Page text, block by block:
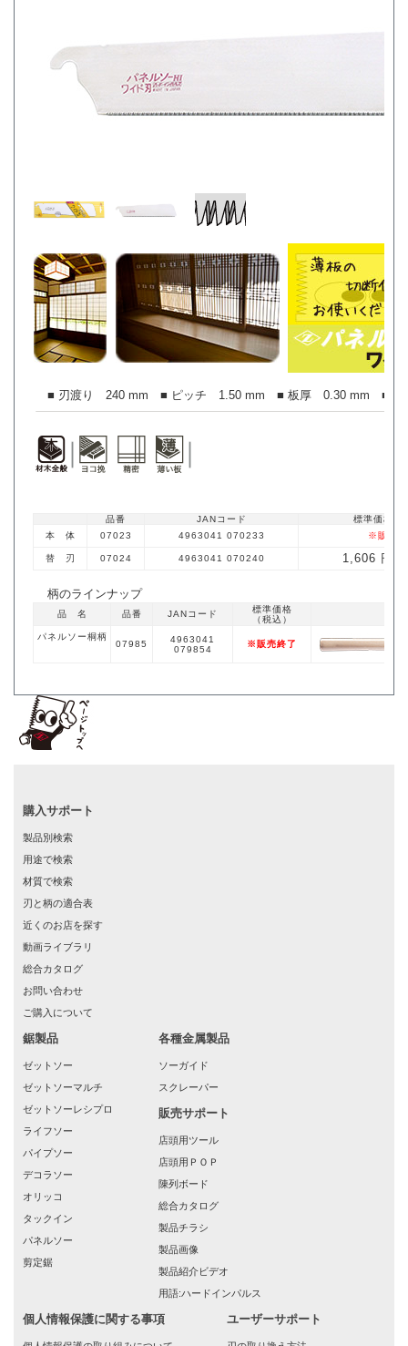
■ 刃渡り 240 mm ■ ピッチ 1.50 mm ■ 板厚 0.30 mm ■ 切
品番 JANコード
標準価格（
本 体
07023 4963041 070233 ※販売
替 刃 07024 4963041 070240 1,606 円
柄のラインナップ
品 名 品番 JANコード
標準価格
（税込）
パネルソー桐柄
07985
4963041
079854
※販売終了
購入サポート
製品別検索
用途で検索
材質で検索
刃と柄の適合表
近くのお店を探す
動画ライブラリ
総合カタログ
お問い合わせ
ご購入について
鋸製品
ゼットソー
ゼットソーマルチ
ゼットソーレシプロ
ライフソー
パイプソー
デコラソー
オリッコ
タックイン
パネルソー
剪定鋸
各種金属製品
ソーガイド
スクレーパー
販売サポート
店頭用ツール
店頭用ＰＯＰ
陳列ボード
総合カタログ
製品チラシ
製品画像
製品紹介ビデオ
用語:ハードインパルス
個人情報保護に関する事項 ユーザーサポート